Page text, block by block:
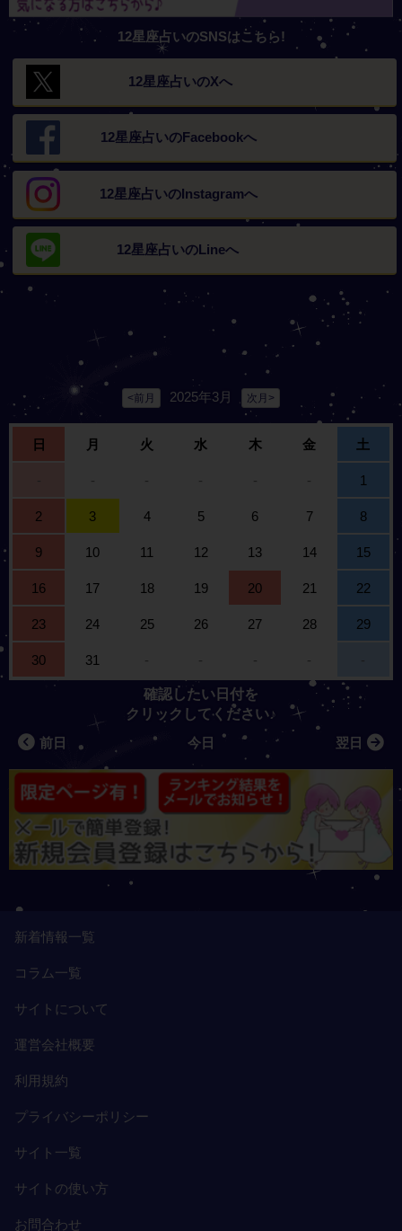
前日 今日 翌日
<前月 2025年3月 次月>
日 月 火 水 木 金 土
- - - - - - 1
2 3 4 5 6 7 8
9 10 11 12 13 14 15
16 17 18 19 20 21 22
23 24 25 26 27 28 29
30 31 - - - - -
確認したい日付を
クリックしてください♪
12星座占いのSNSはこちら!
12星座占いのXへ
12星座占いのFacebookへ
12星座占いのInstagramへ
12星座占いのLineへ
新着情報一覧
コラム一覧
サイトについて
運営会社概要
利用規約
プライバシーポリシー
サイト一覧
サイトの使い方
お問合わせ